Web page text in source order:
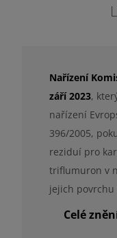
Nařízení
září 2023,
nařízení
396/2005,
reziduí pro
triflumuron v
jejich povrchu
Celé